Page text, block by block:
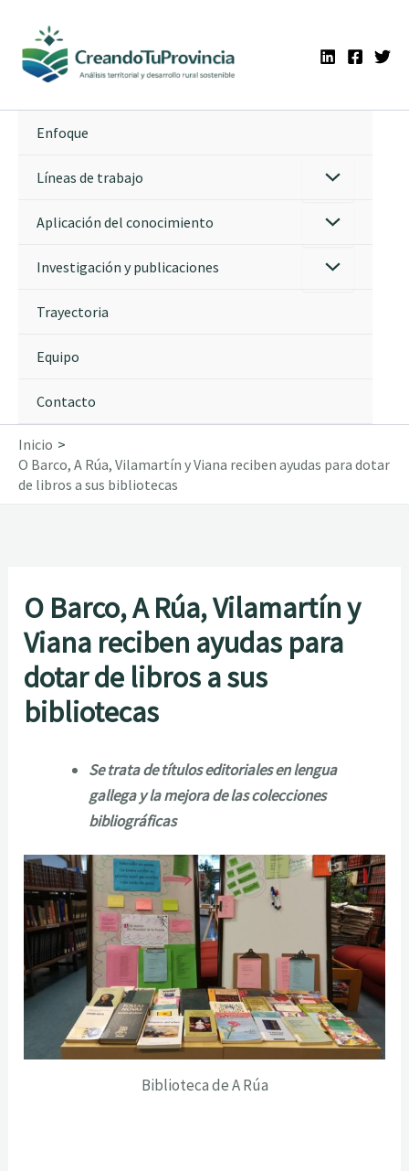
contenido
Enfoque
Líneas de trabajo
Aplicación del conocimiento
Investigación y publicaciones
Trayectoria
Equipo
Contacto
Inicio
O Barco, A Rúa, Vilamartín y Viana reciben ayudas para dotar
de libros a sus bibliotecas
O Barco, A Rúa, Vilamartín y
Viana reciben ayudas para
dotar de libros a sus
bibliotecas
Se trata de títulos editoriales en lengua
gallega y la mejora de las colecciones
bibliográficas
Biblioteca de A Rúa